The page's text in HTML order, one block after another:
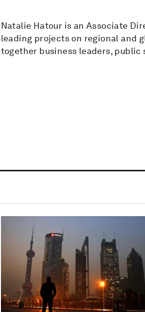
Natalie Hatour is an Associate
leading projects on regional and
together business leaders, public